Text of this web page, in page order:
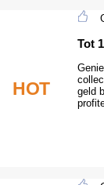
HOT
Tot
geld